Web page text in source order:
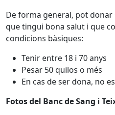
De forma general, pot
que tingui bona salut i que
condicions bàsiques:
Tenir entre 18 i 70 anys
Pesar 50 quilos o més
En cas de ser dona, no
Fotos del Banc de Sang i